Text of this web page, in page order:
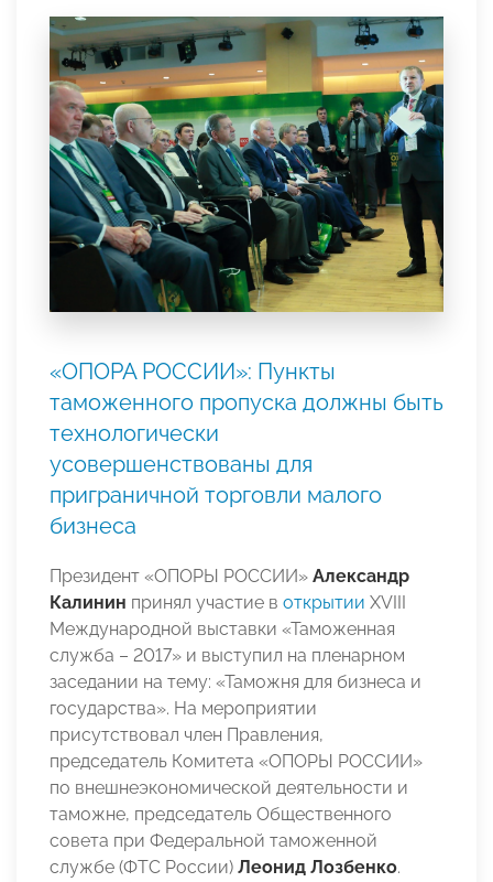
«ОПОРА РОССИИ»: Пункты
таможенного пропуска должны быть
технологически
усовершенствованы для
приграничной торговли малого
бизнеса
Президент «ОПОРЫ РОССИИ» Александр
Калинин принял участие в открытии XVIII
Международной выставки «Таможенная
служба – 2017» и выступил на пленарном
заседании на тему: «Таможня для бизнеса и
государства». На мероприятии
присутствовал член Правления,
председатель Комитета «ОПОРЫ РОССИИ»
по внешнеэкономической деятельности и
таможне, председатель Общественного
совета при Федеральной таможенной
службе (ФТС России) Леонид Лозбенко.